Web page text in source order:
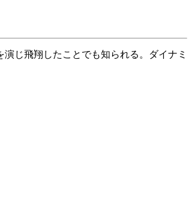
じ飛翔したことでも知られる。ダイナミ